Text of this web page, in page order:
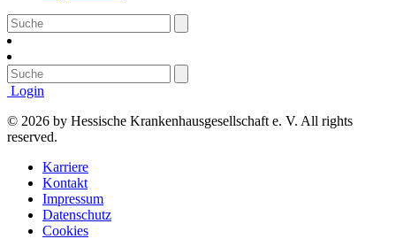
Login
© 2026 by Hessische Krankenhausgesellschaft e. V. All rights
reserved.
Karriere
Kontakt
Impressum
Datenschutz
Cookies